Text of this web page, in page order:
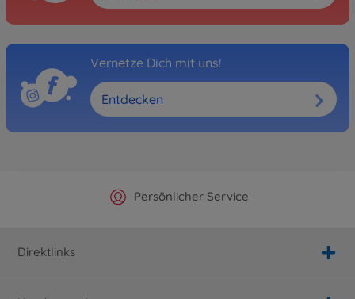
Vernetze Dich mit uns!
Entdecken
Offizieller Hersteller Shop
Persönlicher Service
Versandkostenfrei ab 25€
Schnelle Lieferung
Direktlinks